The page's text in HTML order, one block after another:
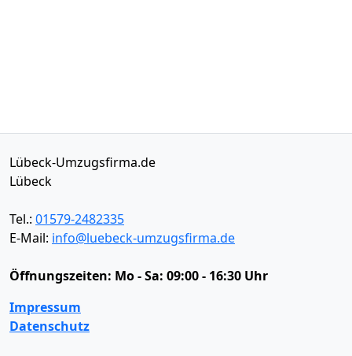
Lübeck-Umzugsfirma.de
Lübeck
Tel.: 01579-2482335
E-Mail: info@luebeck-umzugsfirma.de
Öffnungszeiten: Mo - Sa: 09:00 - 16:30 Uhr
Impressum
Datenschutz